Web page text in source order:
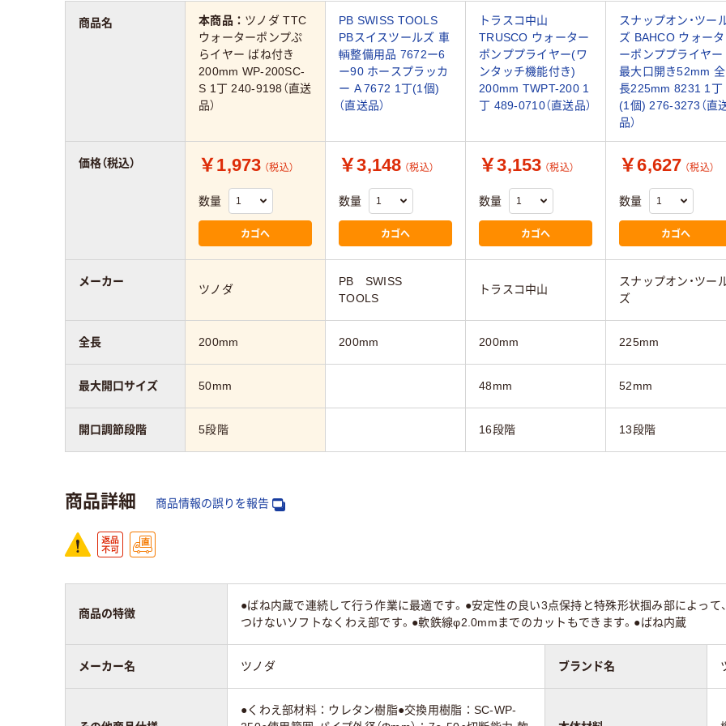
本商品： ツノダ TTC
ウォーターポンプぷ
らイヤー ばね付き
200mm WP-200SC-
S 1丁 240-9198（直送
品）
PB SWISS TOOLS
PBスイスツールズ 車
輌整備用品 7672ー6
ー90 ホースプラッカ
ー A 7672 1丁(1個)
（直送品）
トラスコ中山
TRUSCO ウォーター
ポンププライヤー(ワ
ンタッチ機能付き)
200mm TWPT-200 1
丁 489-0710（直送品）
スナップオン・ツー
ズ BAHCO ウォータ
ーポンププライヤー
最大口開き52mm 全
長225mm 8231 1丁
(1個) 276-3273（直
品）
￥1,973 （税込）
数量
カゴへ
￥3,148 （税込）
数量
カゴへ
￥3,153 （税込）
数量
カゴへ
￥6,627 （税込）
数量
カゴへ
ツノダ
PB SWISS
TOOLS
トラスコ中山
スナップオン・ツー
ズ
200mm 200mm 200mm 225mm
50mm 48mm 52mm
5段階 16段階 13段階
商品名
価格（税込）
メーカー
全長
最大開口サイズ
開口調節段階
商品詳細 商品情報の誤りを報告
商品の特徴
●ばね内蔵で連続して行う作業に最適です。●安定性の良い3点保持と特殊形状掴み部によっ
つけないソフトなくわえ部です。●軟鉄線φ2.0mmまでのカットもできます。●ばね内蔵
メーカー名 ツノダ ブランド名
●くわえ部材料：ウレタン樹脂●交換用樹脂：SC-WP-